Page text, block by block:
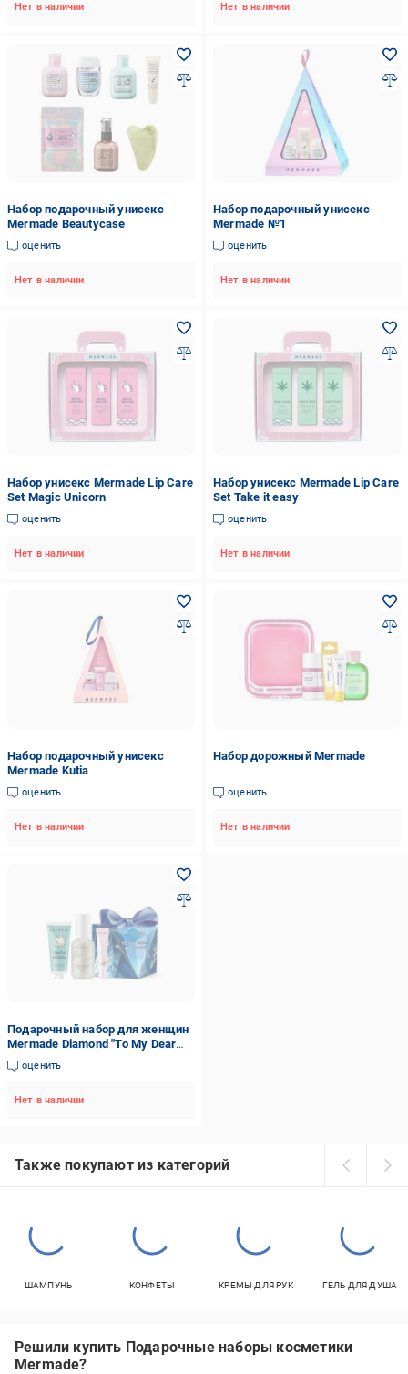
Нет в наличии Нет в наличии
Набор подарочный унисекс
Mermade Beautycase
оценить
Нет в наличии
Набор подарочный унисекс
Mermade №1
оценить
Нет в наличии
Набор унисекс Mermade Lip Care
Set Magic Unicorn
оценить
Нет в наличии
Набор унисекс Mermade Lip Care
Set Take it easy
оценить
Нет в наличии
Набор подарочный унисекс
Mermade Kutia
оценить
Нет в наличии
Набор дорожный Mermade
оценить
Нет в наличии
Подарочный набор для женщин
Mermade Diamond "To My Dear
Diamond"
оценить
Нет в наличии
Также покупают из категорий
ШАМПУНЬ КОНФЕТЫ КРЕМЫ ДЛЯ РУК ГЕЛЬ ДЛЯ ДУША
Решили купить Подарочные наборы косметики
Mermade?